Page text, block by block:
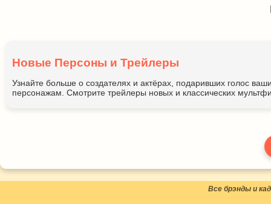
Новые Персоны и Трейлеры
Узнайте больше о создателях и актёрах, подаривших голос
персонажам. Смотрите трейлеры новых и классических
Все брэнды и